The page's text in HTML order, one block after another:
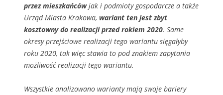
przez mieszkańcówjak i podmioty gospodarcze a także
Urząd Miasta Krakowa, wariant ten jest zbyt
kosztowny do realizacji przed rokiem 2020. Same
okresy przejściowe realizacji tego wariantu sięgałyby
roku 2020, tak więc stawia to pod znakiem zapytania
możliwość realizacji tego wariantu.
Wszystkie analizowano warianty mają swoje bariery